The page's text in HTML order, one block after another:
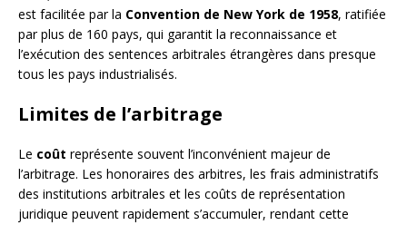
est facilitée par la Convention de New York de 1958, ratifiée
par plus de 160 pays, qui garantit la reconnaissance et
l’exécution des sentences arbitrales étrangères dans presque
tous les pays industrialisés.
Limites de l’arbitrage
Le coût représente souvent l’inconvénient majeur de
l’arbitrage. Les honoraires des arbitres, les frais administratifs
des institutions arbitrales et les coûts de représentation
juridique peuvent rapidement s’accumuler, rendant cette